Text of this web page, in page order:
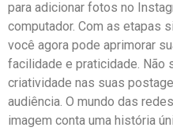
para adicionar fotos no
computador. Com as ⁤etapas
você‌ agora pode aprimorar
facilidade e praticidade. Não
criatividade nas suas
⁢audiência. O mundo das
imagem ​conta uma história